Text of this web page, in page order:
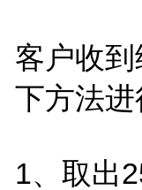
客户收
下方法进
1、取出